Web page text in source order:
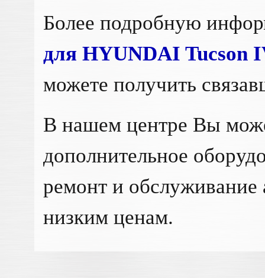
Более подробную
для HYUNDAI Tucson
можете получить
В нашем центре Вы
дополнительное
ремонт и
низким ценам.